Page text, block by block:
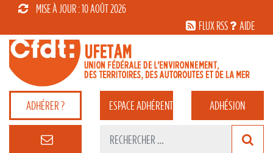
MISE À JOUR : 10 AOÛT 2026
FLUX RSS
AIDE
ADHÉRER ? ESPACEADHÉRENT ADHÉSION